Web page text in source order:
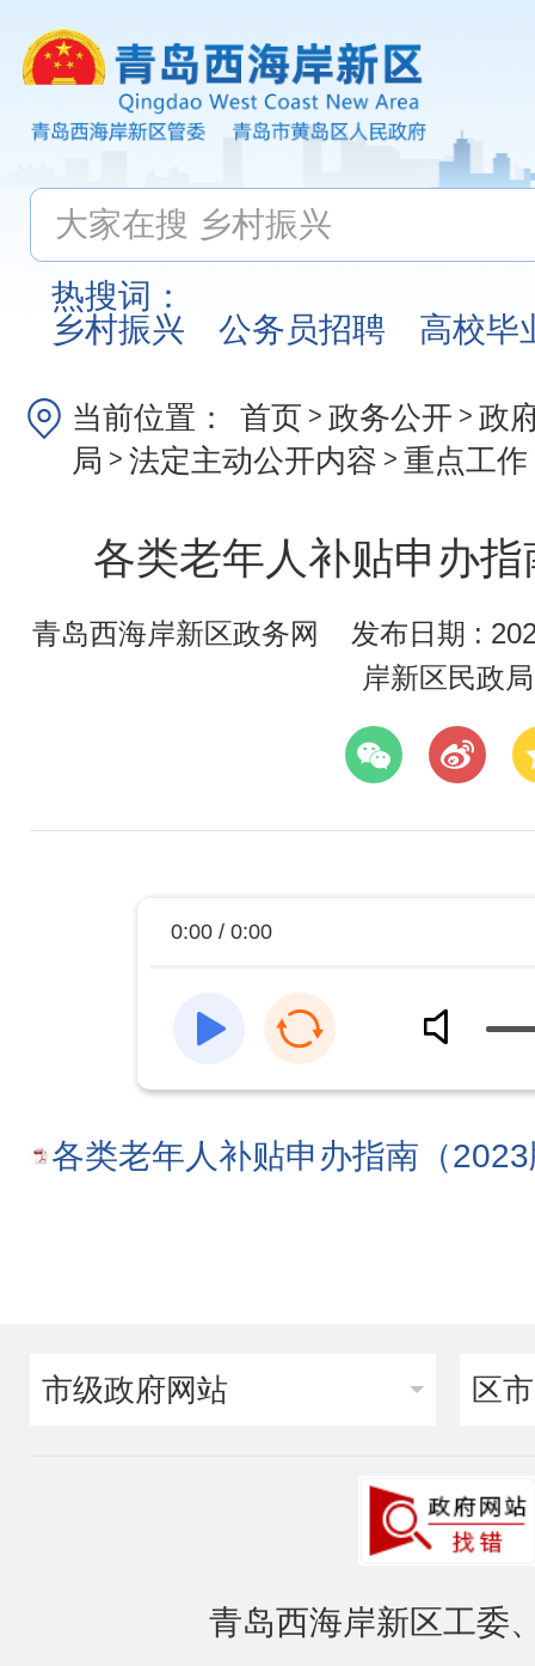
热搜词：
乡村振兴
公务员招聘 高校毕
当前位置： 首页 > 政务公开 > 政
局 > 法定主动公开内容 > 重点工作
各类老年人补贴申办
青岛西海岸新区政务网
发布日期 :
岸新区民政局
0:00 / 0:00
各类老年人补贴申办指南（
市级政府网站 区
青岛西海岸新区工委